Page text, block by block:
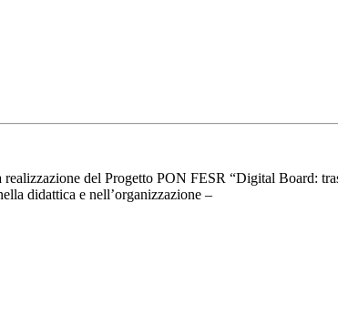
del Progetto PON FESR “Digital Board:
didattica e nell’organizzazione –